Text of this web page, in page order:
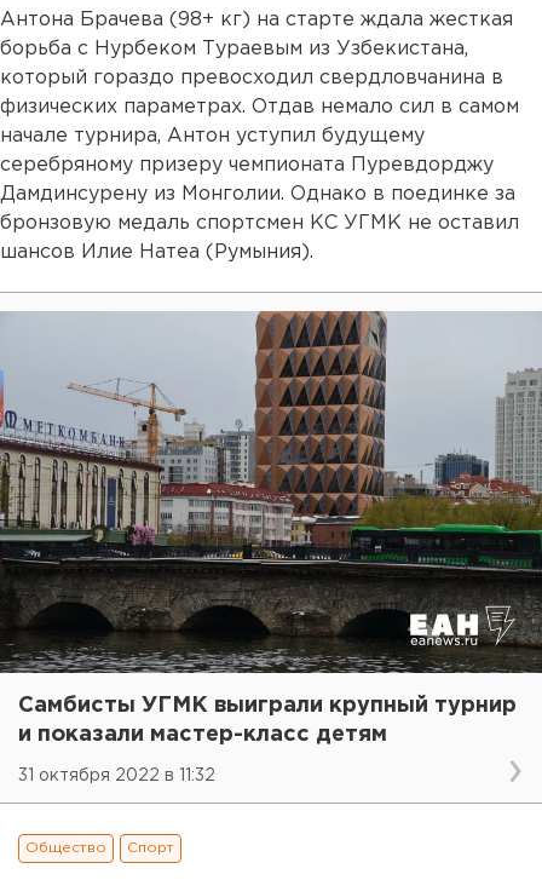
Антона Брачева (98+ кг) на старте ждала жесткая
борьба с Нурбеком Тураевым из Узбекистана,
который гораздо превосходил свердловчанина в
физических параметрах. Отдав немало сил в самом
начале турнира, Антон уступил будущему
серебряному призеру чемпионата Пуревдорджу
Дамдинсурену из Монголии. Однако в поединке за
бронзовую медаль спортсмен КС УГМК не оставил
шансов Илие Натеа (Румыния).
Самбисты УГМК выиграли крупный турнир
и показали мастер-класс детям
31 октября 2022 в 11:32
Общество Спорт